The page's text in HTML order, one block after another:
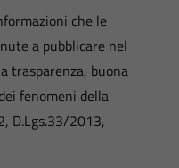
che le
a pubblicare nel
trasparenza, buona
fenomeni della
D.Lgs.33/2013,